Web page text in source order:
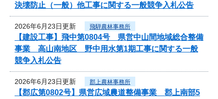
決壊防止（一般）他工事に関する一般競争入札公告
2026年6月23日更新 飛騨農林事務所
【建設工事】飛中第0804号 県営中山間地域総合整備
事業 高山南地区 野中用水第1期工事に関する一般
競争入札公告
2026年6月23日更新 郡上農林事務所
【郡広第0802号】県営広域農道整備事業 郡上南部5